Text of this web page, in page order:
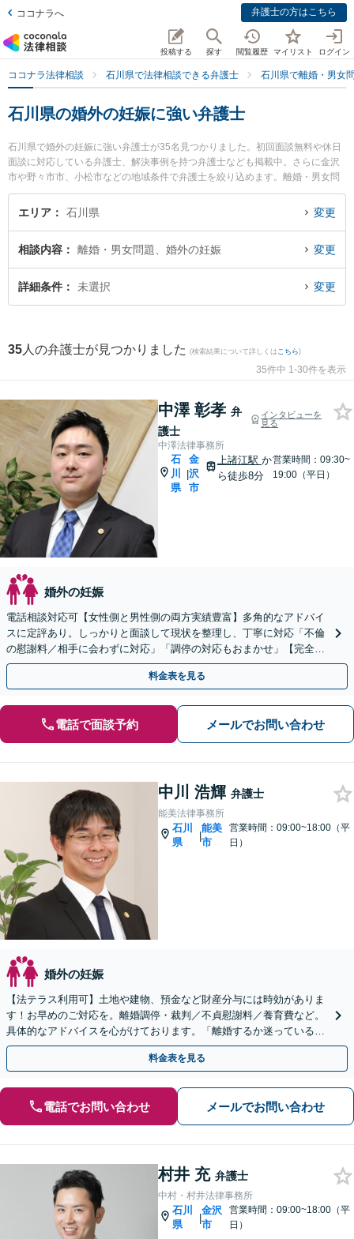
ココナラへ 弁護士の方はこちら
投稿する 探す 閲覧履歴 マイリスト ログイン
ココナラ法律相談 石川県で法律相談できる弁護士 石川県で離婚・男女
石川県の婚外の妊娠に強い弁護士
石川県で婚外の妊娠に強い弁護士が35名見つかりました。初回面談無料や休日
面談に対応している弁護士、解決事例を持つ弁護士なども掲載中。さらに金沢
市や野々市市、小松市などの地域条件で弁護士を絞り込めます。離婚・男女問
題に関係する財産分与や養育費、親権等の細かな分野での絞り込み検索もでき
便利です。特に中澤法律事務所の中澤 彰孝弁護士や能美法律事務所の中川 浩輝
娠のトラブルを今すぐに弁護士に相談したい』『婚外の妊娠のトラブル解決の
実績豊富な近くの弁護士を検索したい』『初回相談無料で婚外の妊娠を法律相
談できる石川県内の弁護士に相談予約したい』などでお困りの相談者さんにお
エリア 石川県 変更
相談内容 離婚・男女問題、婚外の妊娠 変更
詳細条件 未選択 変更
35 人の弁護士が見つかりました (検索結果について詳しくは こちら)
35件中 1-30件を表示
中澤 彰孝 弁
護士
インタビューを
見る
中澤法律事務所
石
川
県
|
金
沢
市
上諸江駅 か
ら徒歩8分
営業時間：09:30~
19:00（平日）
婚外の妊娠
電話相談対応可【女性側と男性側の両方実績豊富】多角的なアドバイ
スに定評あり。しっかりと面談して現状を整理し、丁寧に対応「不倫
の慰謝料／相手に会わずに対応」「調停の対応もおまかせ」【完全個
室】【休日・夜間相談可】上諸江駅8分
料金表を見る
電話で面談予約 メールでお問い合わせ
中川 浩輝 弁護士
能美法律事務所
石川
県
|
能美
市
営業時間：09:00~18:00（平
日）
婚外の妊娠
【法テラス利用可】土地や建物、預金など財産分与には時効がありま
す！お早めのご対応を。離婚調停・裁判／不貞慰謝料／養育費など。
具体的なアドバイスを心がけております。「離婚するか迷っている」
段階でもお気軽にご相談ください【夜間・土日祝相談可】
料金表を見る
電話でお問い合わせ メールでお問い合わせ
村井 充 弁護士
中村・村井法律事務所
石川
県
|
金沢
市
営業時間：09:00~18:00（平
日）